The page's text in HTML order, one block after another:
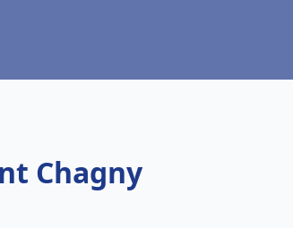
Chagny